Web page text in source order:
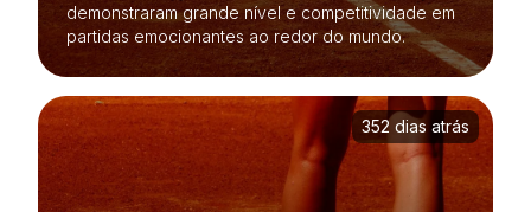
demonstraram grande nível e competitividade em
partidas emocionantes ao redor do mundo.
352 dias atrás